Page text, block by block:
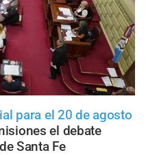
para el 20 de agosto
el debate
Santa Fe